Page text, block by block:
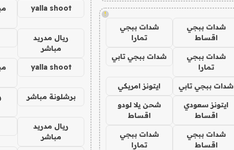
!
شدات ببجي
اقساط
شدات ببجي
تمارا
شدات ببجي
تمارا
شدات ببجي تابي
شدات ببجي تابي ايتونز امريكي
ايتونز سعودي
اقساط
شحن يلا لودو
اقساط
شدات ببجي
اقساط
شدات ببجي
تمارا
yalla shoot
ريال مدريد
مباشر
yalla shoot
برشلونة مباشر
ريال مدريد
مباشر